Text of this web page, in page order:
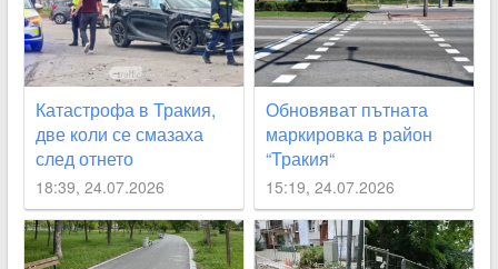
Катастрофа в Тракия,
две коли се смазаха
след отнето
предимство
18:39, 24.07.2026
Обновяват пътната
маркировка в район
“Тракия“
15:19, 24.07.2026